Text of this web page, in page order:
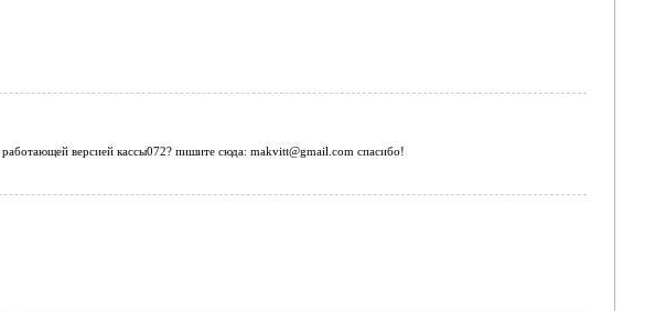
версией кассы072? пишите сюда: makvitt@gmail.com спасибо!